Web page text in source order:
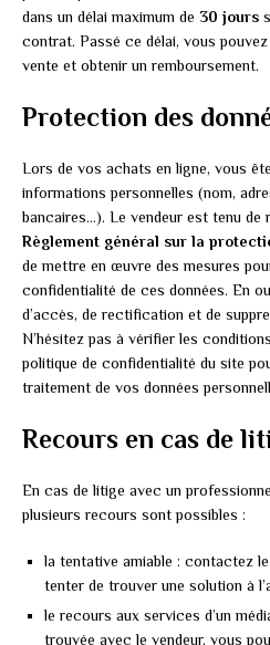
dans un délai maximum de 30 jours
contrat. Passé ce délai, vous
vente et obtenir un remboursement.
Protection des
Lors de vos achats en ligne, vous
informations personnelles (nom,
bancaires…). Le vendeur est tenu de
Règlement général sur la
de mettre en œuvre des mesures
confidentialité de ces données. En
d’accès, de rectification et de
N’hésitez pas à vérifier les
politique de confidentialité du site
traitement de vos données
Recours en cas de
En cas de litige avec un
plusieurs recours sont possibles :
la tentative amiable : contactez
tenter de trouver une solution à
le recours aux services d’un
trouvée avec le vendeur, vous